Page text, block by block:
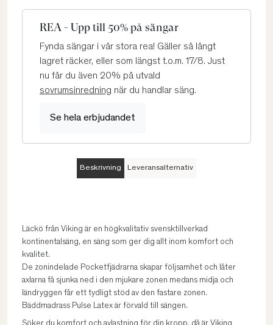
REA - Upp till 50% på sängar
Fynda sängar i vår stora rea! Gäller så långt
lagret räcker, eller som längst t.o.m. 17/8. Just
nu får du även 20% på utvald
sovrumsinredning när du handlar säng.
Se hela erbjudandet
Beskrivning Leveransalternativ
Läckö från Viking är en högkvalitativ svensktillverkad
kontinentalsäng, en säng som ger dig allt inom komfort och
kvalitet.
De zonindelade Pocketfjädrarna skapar följsamhet och låter
axlarna få sjunka ned i den mjukare zonen medans midja och
ländryggen får ett tydligt stöd av den fastare zonen.
Bäddmadrass Pulse Latex är förvald till sängen.